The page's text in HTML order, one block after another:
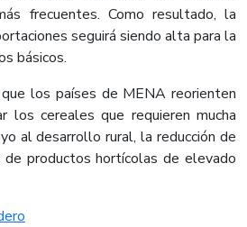
frecuentes. Como resultado, la
seguirá siendo alta para la
básicos.​
los países de MENA reorienten
los cereales que requieren mucha
al desarrollo rural, la reducción de
productos hortícolas de elevado